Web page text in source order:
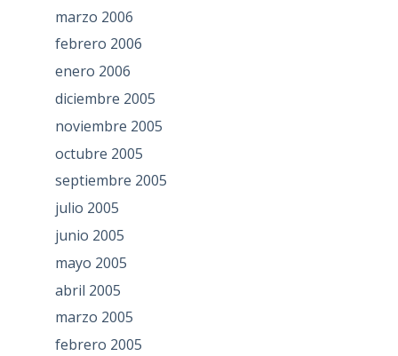
marzo 2006
febrero 2006
enero 2006
diciembre 2005
noviembre 2005
octubre 2005
septiembre 2005
julio 2005
junio 2005
mayo 2005
abril 2005
marzo 2005
febrero 2005